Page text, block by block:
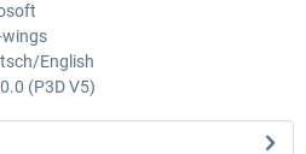
wings
English
(P3D V5)